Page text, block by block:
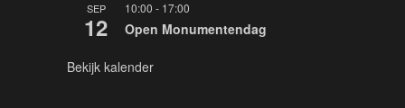
SEP
12
10:00 - 17:00
Open Monumentendag
Bekijk kalender